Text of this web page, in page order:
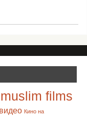
muslim films
Кино на